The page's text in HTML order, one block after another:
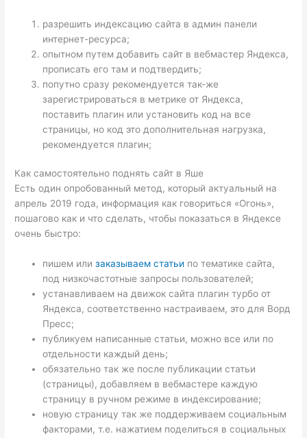
разрешить индексацию сайта в админ панели
интернет-ресурса;
опытном путем добавить сайт в вебмастер Яндекса,
прописать его там и подтвердить;
попутно сразу рекомендуется так-же
зарегистрироваться в метрике от Яндекса,
поставить плагин или установить код на все
страницы, но код это дополнительная нагрузка,
рекомендуется плагин;
Как самостоятельно поднять сайт в Яше
Есть один опробованный метод, который актуальный на
апрель 2019 года, информация как говориться «Огонь»,
пошагово как и что сделать, чтобы показаться в Яндексе
очень быстро:
пишем илизаказываем статьи по тематике сайта,
под низкочастотные запросы пользователей;
устанавливаем на движок сайта плагин турбо от
Яндекса, соответственно настраиваем, это для Ворд
Пресс;
публикуем написанные статьи, можно все или по
отдельности каждый день;
обязательно так же после публикации статьи
(страницы), добавляем в вебмастере каждую
страницу в ручном режиме в индексирование;
новую страницу так же поддерживаем социальным
факторами, т.е. нажатием поделиться в социальных